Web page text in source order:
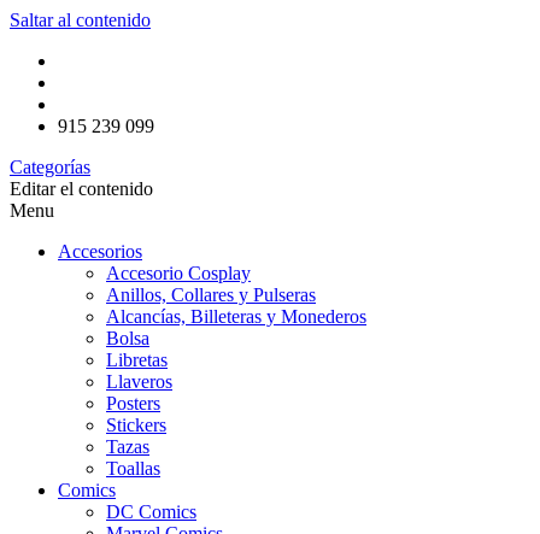
Saltar al contenido
915 239 099
Categorías
Editar el contenido
Menu
Accesorios
Accesorio Cosplay
Anillos, Collares y Pulseras
Alcancías, Billeteras y Monederos
Bolsa
Libretas
Llaveros
Posters
Stickers
Tazas
Toallas
Comics
DC Comics